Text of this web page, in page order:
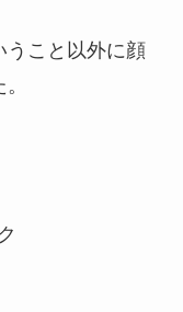
うこと以外に顔